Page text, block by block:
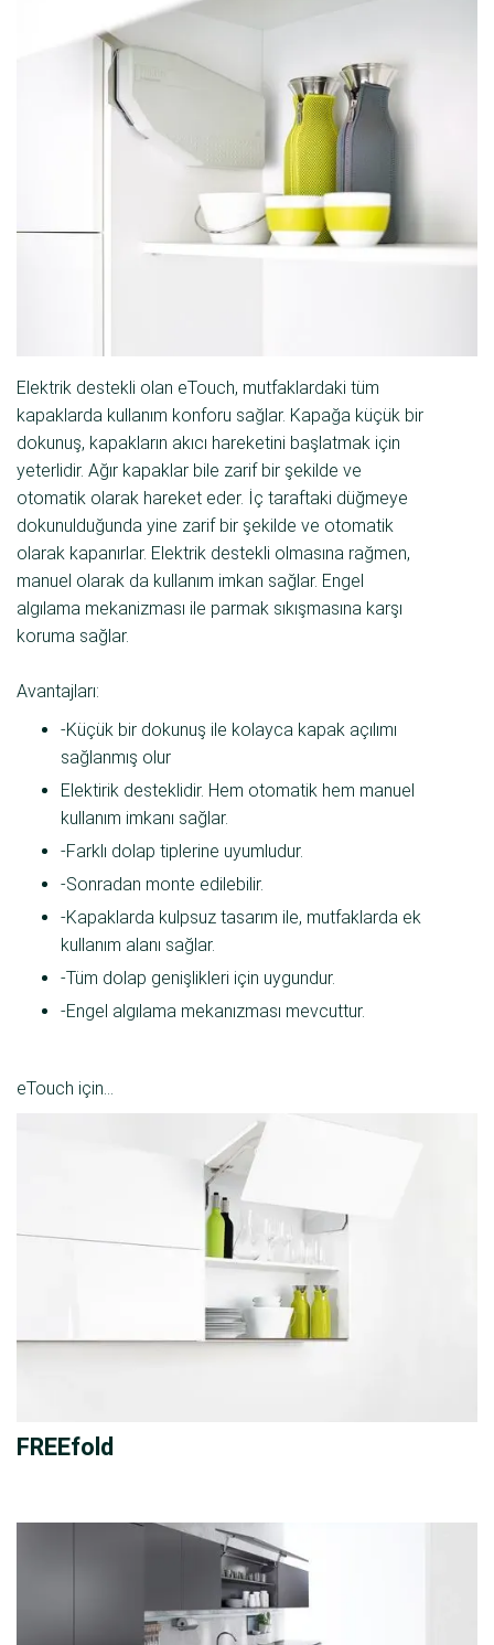
Elektrik destekli olan eTouch, mutfaklardaki tüm
kapaklarda kullanım konforu sağlar. Kapağa küçük bir
dokunuş, kapakların akıcı hareketini başlatmak için
yeterlidir. Ağır kapaklar bile zarif bir şekilde ve
otomatik olarak hareket eder. İç taraftaki düğmeye
dokunulduğunda yine zarif bir şekilde ve otomatik
olarak kapanırlar. Elektrik destekli olmasına rağmen,
manuel olarak da kullanım imkan sağlar. Engel
algılama mekanizması ile parmak sıkışmasına karşı
koruma sağlar.
Avantajları:
-Küçük bir dokunuş ile kolayca kapak açılımı
sağlanmış olur
Elektirik desteklidir. Hem otomatik hem manuel
kullanım imkanı sağlar.
-Farklı dolap tiplerine uyumludur.
-Sonradan monte edilebilir.
-Kapaklarda kulpsuz tasarım ile, mutfaklarda ek
kullanım alanı sağlar.
-Tüm dolap genişlikleri için uygundur.
-Engel algılama mekanızması mevcuttur.
eTouch için...
FREEfold